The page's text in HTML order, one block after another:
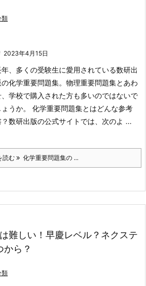
類
2023年4月15日
年、多くの受験生に愛用されている数研出
の化学重要問題集。物理重要問題集とあわ
、学校で購入された方も多いのではないで
ょうか。
化学重要問題集とはどんな参考
数研出版の公式サイトでは、次のよ ...
読む 化学重要問題集の ...
難しい！早慶レベル？ネクステ
から？
類